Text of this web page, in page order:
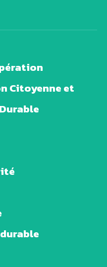
Citoyenne et